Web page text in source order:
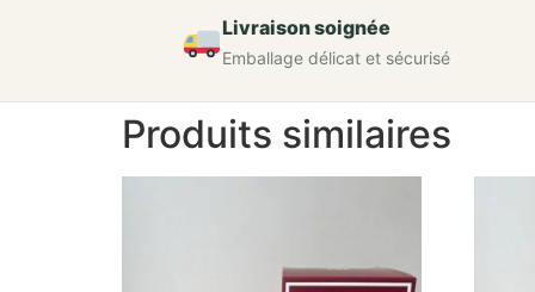
Livraison soignée
Emballage délicat et sécurisé
Produits similaires